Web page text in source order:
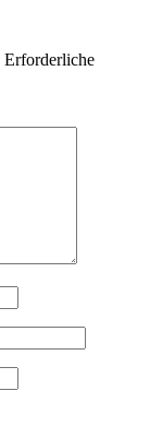
Erforderliche